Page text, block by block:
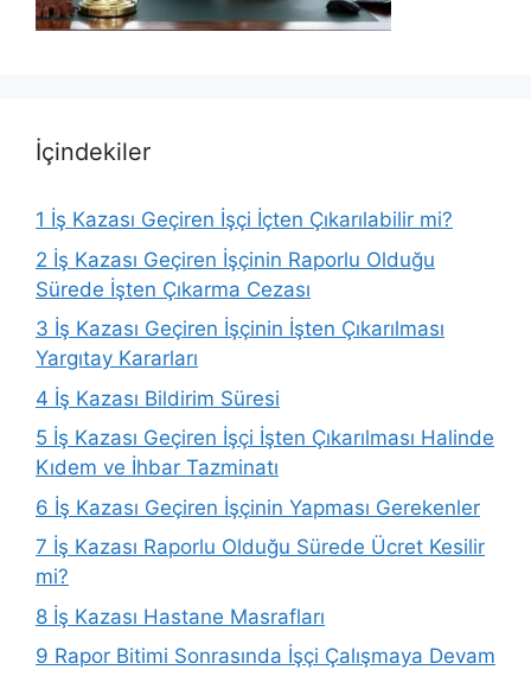
İçindekiler
1 İş Kazası Geçiren İşçi İçten Çıkarılabilir mi?
2 İş Kazası Geçiren İşçinin Raporlu Olduğu
Sürede İşten Çıkarma Cezası
3 İş Kazası Geçiren İşçinin İşten Çıkarılması
Yargıtay Kararları
4 İş Kazası Bildirim Süresi
5 İş Kazası Geçiren İşçi İşten Çıkarılması Halinde
Kıdem ve İhbar Tazminatı
6 İş Kazası Geçiren İşçinin Yapması Gerekenler
7 İş Kazası Raporlu Olduğu Sürede Ücret Kesilir
mi?
8 İş Kazası Hastane Masrafları
9 Rapor Bitimi Sonrasında İşçi Çalışmaya Devam